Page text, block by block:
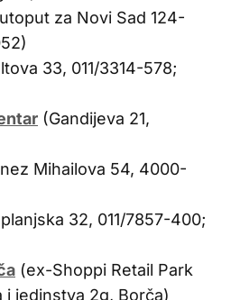
za Novi Sad 124-
33, 011/3314-578;
(Gandijeva 21,
Mihailova 54, 4000-
32, 011/7857-400;
(ex-Shoppi Retail Park
i jedinstva 2g, Borča)